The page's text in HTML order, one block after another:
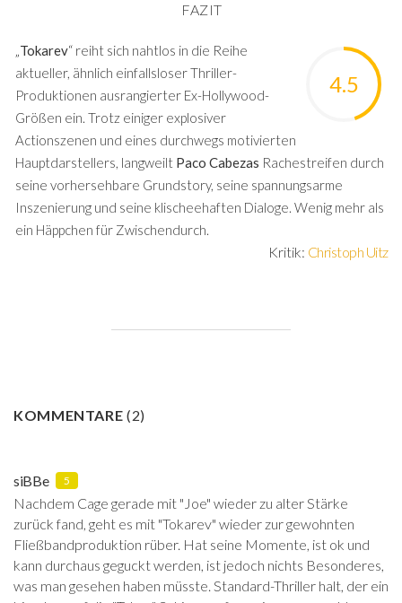
FAZIT
4.5
„Tokarev“ reiht sich nahtlos in die Reihe
aktueller, ähnlich einfallsloser Thriller-
Produktionen ausrangierter Ex-Hollywood-
Größen ein. Trotz einiger explosiver
Actionszenen und eines durchwegs motivierten
Hauptdarstellers, langweilt Paco Cabezas Rachestreifen durch
seine vorhersehbare Grundstory, seine spannungsarme
Inszenierung und seine klischeehaften Dialoge. Wenig mehr als
ein Häppchen für Zwischendurch.
Kritik: Christoph Uitz
KOMMENTARE(2)
siBBe 5
Nachdem Cage gerade mit "Joe" wieder zu alter Stärke
zurück fand, geht es mit "Tokarev" wieder zur gewohnten
Fließbandproduktion rüber. Hat seine Momente, ist ok und
kann durchaus geguckt werden, ist jedoch nichts Besonderes,
was man gesehen haben müsste. Standard-Thriller halt, der ein